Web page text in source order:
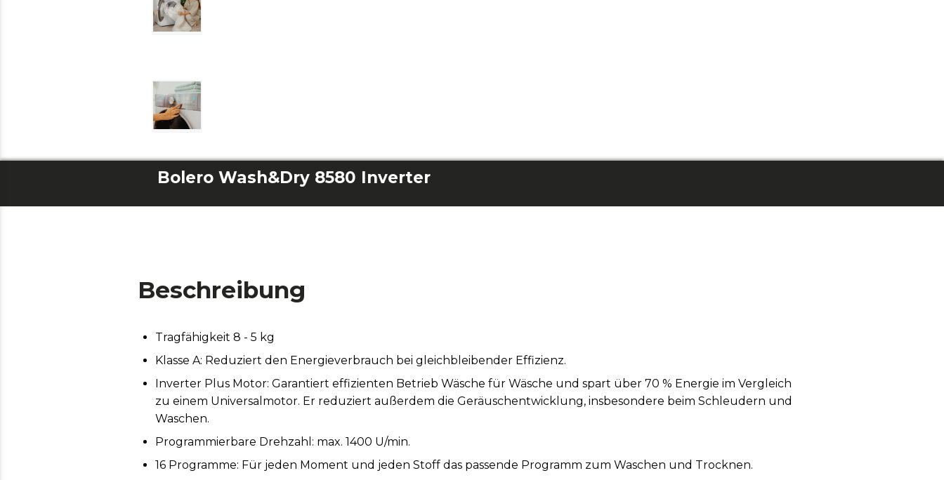
Bolero Wash&Dry 8580 Inverter
Beschreibung
Tragfähigkeit 8 - 5 kg
Klasse A: Reduziert den Energieverbrauch bei gleichbleibender Effizienz.
Inverter Plus Motor: Garantiert effizienten Betrieb Wäsche für Wäsche und spart über 70 % Energie im Vergleich
zu einem Universalmotor. Er reduziert außerdem die Geräuschentwicklung, insbesondere beim Schleudern und
Waschen.
Programmierbare Drehzahl: max. 1400 U/min.
16 Programme: Für jeden Moment und jeden Stoff das passende Programm zum Waschen und Trocknen.